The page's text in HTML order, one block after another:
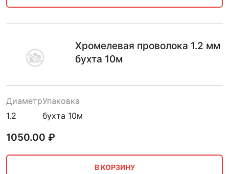
Хромелевая проволока 1.2 мм
бухта 10м
Диаметр
1.2
Упаковка
бухта 10м
1050.00 ₽
В КОРЗИНУ